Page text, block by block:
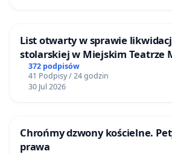
List otwarty w sprawie
stolarskiej w Miejskim Teatrze
Gdańsku
372 podpisów
41 Podpisy / 24 godzin
30 Jul 2026
Chrońmy dzwony kościelne.
prawa